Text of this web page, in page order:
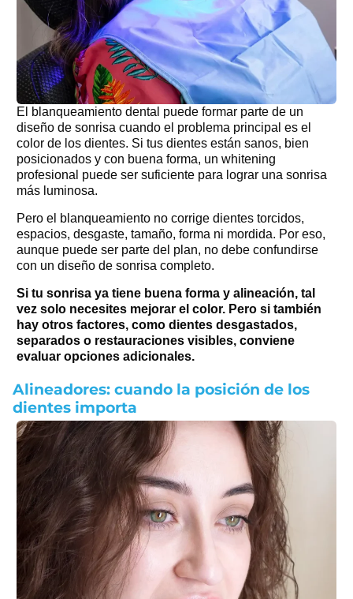
El blanqueamiento dental puede formar parte de un
diseño de sonrisa cuando el problema principal es el
color de los dientes. Si tus dientes están sanos, bien
posicionados y con buena forma, un whitening
profesional puede ser suficiente para lograr una sonrisa
más luminosa.
Pero el blanqueamiento no corrige dientes torcidos,
espacios, desgaste, tamaño, forma ni mordida. Por eso,
aunque puede ser parte del plan, no debe confundirse
con un diseño de sonrisa completo.
Si tu sonrisa ya tiene buena forma y alineación, tal
vez solo necesites mejorar el color. Pero si también
hay otros factores, como dientes desgastados,
separados o restauraciones visibles, conviene
evaluar opciones adicionales.
Alineadores: cuando la posición de los
dientes importa